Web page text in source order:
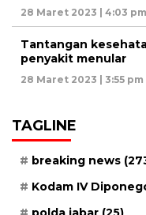
28 Maret 2023 | 4:03
Tantangan
penyakit menular
28 Maret 2023 | 3:55 pm
TAGLINE
breaking news
Kodam IV